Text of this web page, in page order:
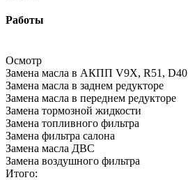
Работы
Осмотр
Замена масла в АКПП V9X, R51, D40
Замена масла в заднем редукторе
Замена масла в переднем редукторе
Замена тормозной жидкости
Замена топливного фильтра
Замена фильтра салона
Замена масла ДВС
Замена воздушного фильтра
Итого: